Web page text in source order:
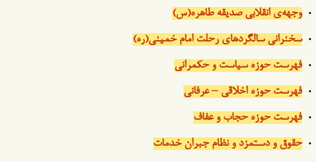
وجهه‌ی انقلابی صدیقه طاهره(س)
سخنرانی سالگردهای رحلت امام خمینی(ره)
فهرست حوزه سیاست و حکمرانی
فهرست حوزه اخلاقی – عرفانی
فهرست حوزه حجاب و عفاف
حقوق و دستمزد و نظام جبران خدمات